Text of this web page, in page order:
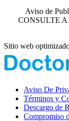
Médico de
Clínica de
Doctor en
Cirujano
Cirujano
Costo de
Whatsapp de
Teléfono de
Aviso de
CONSULTE A
Sitio web
Aviso De
Términos y
Descargo de
Compromiso